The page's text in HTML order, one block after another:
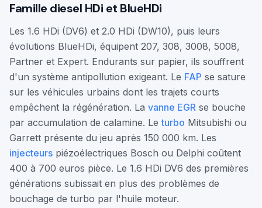
Famille diesel HDi et BlueHDi
Les 1.6 HDi (DV6) et 2.0 HDi (DW10), puis leurs
évolutions BlueHDi, équipent 207, 308, 3008, 5008,
Partner et Expert. Endurants sur papier, ils souffrent
d'un système antipollution exigeant. Le FAP se sature
sur les véhicules urbains dont les trajets courts
empêchent la régénération. La vanne EGR se bouche
par accumulation de calamine. Leturbo Mitsubishi ou
Garrett présente du jeu après 150 000 km. Les
injecteurs piézoélectriques Bosch ou Delphi coûtent
400 à 700 euros pièce. Le 1.6 HDi DV6 des premières
générations subissait en plus des problèmes de
bouchage de turbo par l'huile moteur.